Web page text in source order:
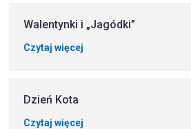
Walentynki i „Jagódki”
Czytaj więcej
Dzień Kota
Czytaj więcej